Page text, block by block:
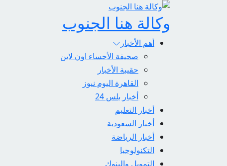
وكالة هنا الجنوب
أهم الأخبار
صحيفة الأحساء اون لاين
حقيبة الأخبار
القاهرة اليوم نيوز
أخبار بلس 24
أخبار التعليم
أخبار السعودية
أخبار الرياضة
التكنولوجيا
التمويل والبنوك